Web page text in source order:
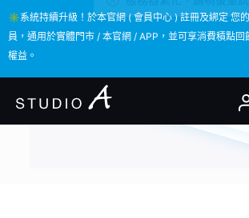
✳️系統持續升級！於本官網 ( 會員中心 ) 註冊及綁定 您
員，通用於實體門市 / 本官網 / APP，並可享消費積點回
權益。
✳️系統持續升級！於本官網 ( 會員中心 ) 註冊及綁定 您
員，通用於實體門市 / 本官網 / APP，並可享消費積點回
權益。